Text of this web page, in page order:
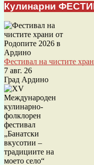
Кулинарни
Фестивал на чистите
7 авг. 26
Град Ардино